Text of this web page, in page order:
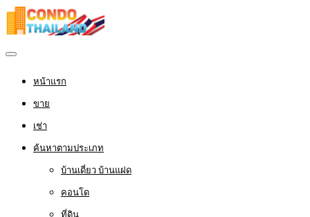
หน้าแรก
ขาย
เช่า
ค้นหาตามประเภท
บ้านเดี่ยว บ้านแฝด
คอนโด